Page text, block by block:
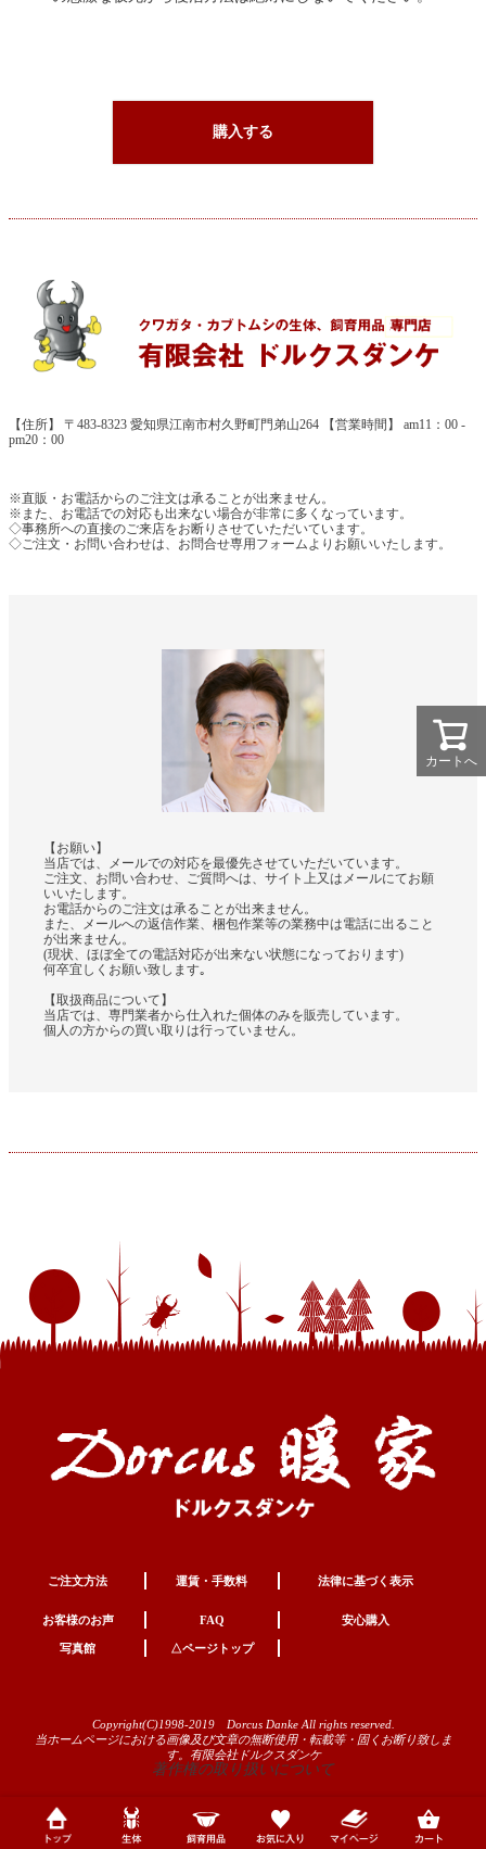
購入する
【住所】 〒483-8323 愛知県江南市村久野町門弟山264 【営業時間】 am11：00 -
pm20：00
※直販・お電話からのご注文は承ることが出来ません。
※また、お電話での対応も出来ない場合が非常に多くなっています。
◇事務所への直接のご来店をお断りさせていただいています。
◇ご注文・お問い合わせは、お問合せ専用フォームよりお願いいたします。
【お願い】
当店では、メールでの対応を最優先させていただいています。
ご注文、お問い合わせ、ご質問へは、サイト上又はメールにてお願
いいたします。
お電話からのご注文は承ることが出来ません。
また、メールへの返信作業、梱包作業等の業務中は電話に出ること
が出来ません。
(現状、ほぼ全ての電話対応が出来ない状態になっております)
何卒宜しくお願い致します｡
【取扱商品について】
当店では、専門業者から仕入れた個体のみを販売しています。
個人の方からの買い取りは行っていません。
ご注文方法 運賃・手数料 法律に基づく表示
お客様のお声 FAQ 安心購入
写真館 △ページトップ
Copyright(C)1998-2019 Dorcus Danke All rights reserved.
当ホームページにおける画像及び文章の無断使用・転載等・固くお断り致しま
す。有限会社ドルクスダンケ
著作権の取り扱いについて
カートへ